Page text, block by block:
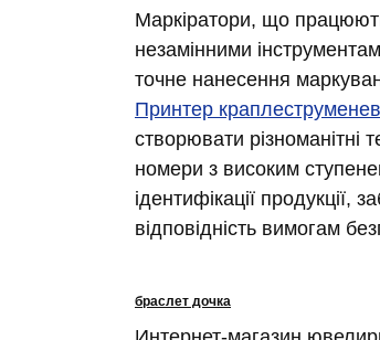
Маркіратори, що
незамінними
точне нанесення
Принтер
створювати різноманітні
номери з високим
ідентифікації
відповідність вимогам
браслет дочка